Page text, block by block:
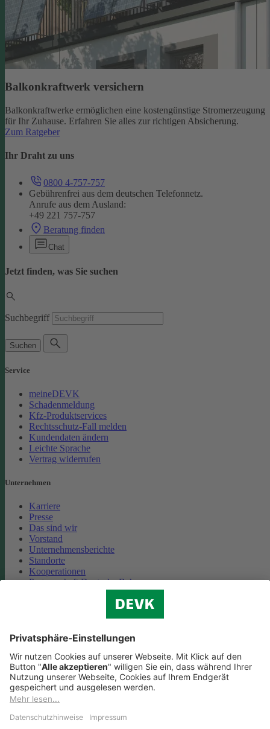
Balkonkraftwerk versichern
Balkonkraftwerke ermöglichen eine kostengünstige Stromerzeugung
für Ihr Zuhause. Erfahren Sie alles zur richtigen Absicherung.
Zum Ratgeber
Ihr Draht zu uns
0800 4-757-757
Gebührenfrei aus dem deutschen Telefonnetz.
Anrufe aus dem Ausland:
+49 221 757-757
Beratung finden
Chat
Jetzt finden, was Sie suchen
Suchbegriff
Suchen
Service
meineDEVK
Schadenmeldung
Kfz-Produktservices
Rechtsschutz-Fall melden
Kundendaten ändern
Leichte Sprache
Vertrag widerrufen
Unternehmen
Karriere
Presse
Das sind wir
Vorstand
Unternehmensberichte
Standorte
Kooperationen
Partnerschaft Deutsche Bahn
Cookie-Einstellungen
Datenschutz
Impressum
Streitbeilegung
Nutzungshinweise